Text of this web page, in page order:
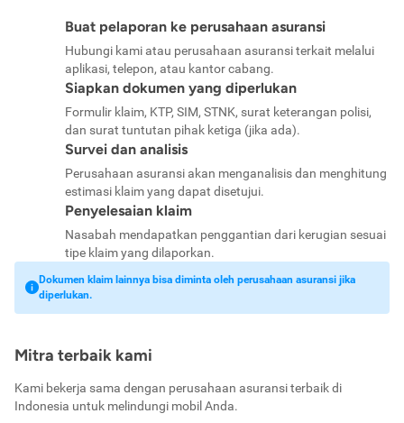
Buat pelaporan ke perusahaan asuransi
Hubungi kami atau perusahaan asuransi terkait melalui
aplikasi, telepon, atau kantor cabang.
Siapkan dokumen yang diperlukan
Formulir klaim, KTP, SIM, STNK, surat keterangan polisi,
dan surat tuntutan pihak ketiga (jika ada).
Survei dan analisis
Perusahaan asuransi akan menganalisis dan menghitung
estimasi klaim yang dapat disetujui.
Penyelesaian klaim
Nasabah mendapatkan penggantian dari kerugian sesuai
tipe klaim yang dilaporkan.
Dokumen klaim lainnya bisa diminta oleh perusahaan asuransi jika
diperlukan.
Mitra terbaik kami
Kami bekerja sama dengan perusahaan asuransi terbaik di
Indonesia untuk melindungi mobil Anda.